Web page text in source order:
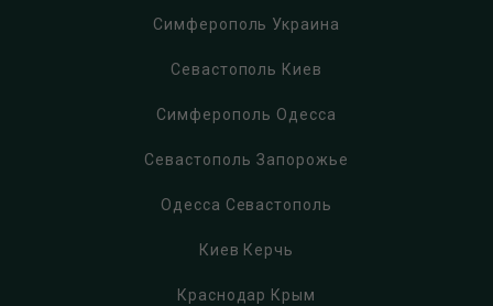
Симферополь Украина
Севастополь Киев
Симферополь Одесса
Севастополь Запорожье
Одесса Севастополь
Киев Керчь
Краснодар Крым